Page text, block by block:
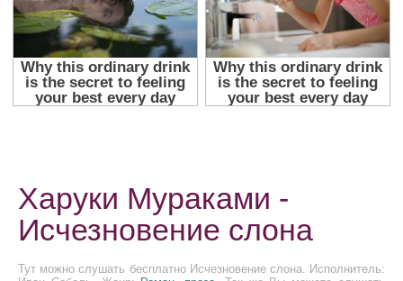
Харуки Мураками -
Исчезновение слона
Тут можно слушать бесплатно Исчезновение слона. Исполнитель: